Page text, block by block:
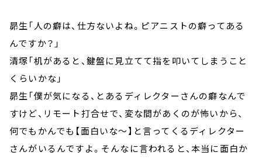
昴生「人の癖は、仕方ないよね。ピアニストの癖ってある
んですか？」
清塚「机があると、鍵盤に見立てて指を叩いてしまうこと
くらいかな」
昴生「僕が気になる、とあるディレクターさんの癖なんで
すけど、リモート打合せで、変な間があくのが怖いから、
何でもかんでも【面白いな～】と言ってくるディレクター
さんがいるんですよ。そんなに言われると、本当に面白か